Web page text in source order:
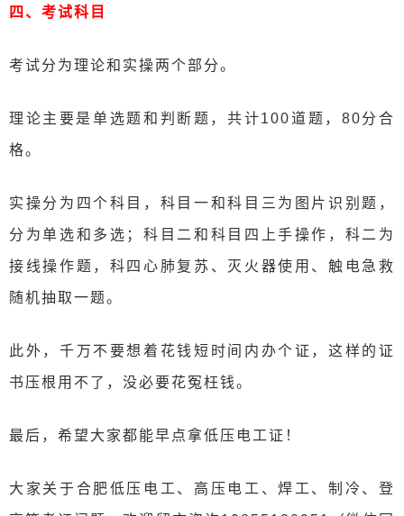
四、考试科目
考试分为理论和实操两个部分。
理论主要是单选题和判断题，共计100道题，80分合
格。
实操分为四个科目，科目一和科目三为图片识别题，
分为单选和多选；科目二和科目四上手操作，科二为
接线操作题，科四心肺复苏、灭火器使用、触电急救
随机抽取一题。
此外，千万不要想着花钱短时间内办个证，这样的证
书压根用不了，没必要花冤枉钱。
最后，希望大家都能早点拿低压电工证！
大家关于合肥低压电工、高压电工、焊工、制冷、登